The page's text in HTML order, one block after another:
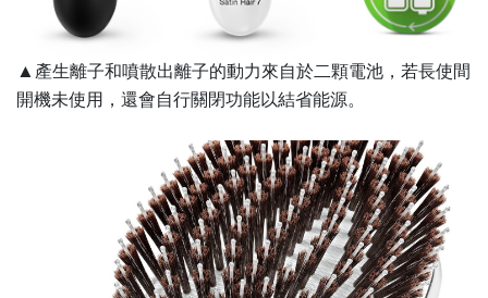
▲ 產生離子和噴散出離子的動力來自於二顆電池，若長使間
開機未使用，還會自行關閉功能以結省能源。